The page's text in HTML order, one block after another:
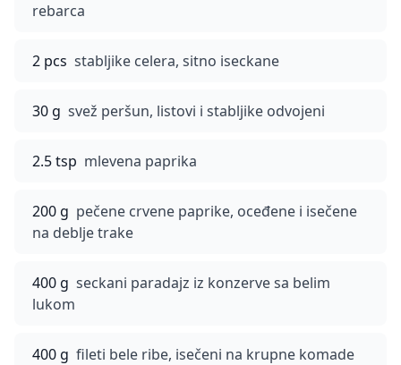
rebarca
2 pcs stabljike celera, sitno iseckane
30 g svež peršun, listovi i stabljike odvojeni
2.5 tsp mlevena paprika
200 g pečene crvene paprike, oceđene i isečene
na deblje trake
400 g seckani paradajz iz konzerve sa belim
lukom
400 g fileti bele ribe, isečeni na krupne komade